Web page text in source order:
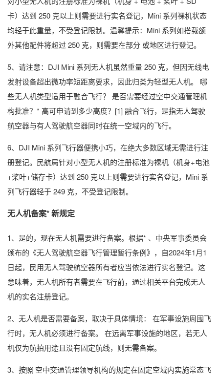
卡）达到 250 克以上则需要进行实名登记，Mini 系列裸机状态
均轻于此重量，不受登记限制。温馨提示：Mini 系列如搭载额
外其他配件将超过 250 克，则需要在部分 或地区进行登记。
5、请注意：DJI Mini 系列无人机虽然重量 250 克，但因无线电
发射设备超出微功率短距离要求，因此归类为轻型无人机。 哪
些无人机类型适用于融合飞行？ 是否需要经过空中交通管理机
构批准？* 高可申请到多少高度？[1] 融合飞行，是指无人驾驶
航空器与有人驾驶航空器同时在统一空域内的飞行。
6、DJI Mini 系列飞行器便携小巧，在绝大多数区域无需进行注
册登记。民航局针对小型无人机的注册标准为裸机（机身+电池
+桨叶+储存卡）达到 250 克以上则需要进行实名登记，Mini 系
列飞行器轻于 249 克，不受登记限制。
无人机备案* 新规定
1、是的，现在无人机需要进行备案。根据* 、中央军事委员会
颁布的《无人驾驶航空器飞行管理暂行条例》，自2024年1月1
日起，民用无人驾驶航空器所有者应当依法进行实名登记。这
意味着，无人机所有者需要在飞行前，通过相关平台完成无人
机的实名注册登记。
2、无人机是否需要备案，取决于具体情境： 在军事设施周围飞
行时，无人机必须进行备案。 在远离军事设施的地区，若无人
机仅为航拍用途且没有固定航线，则无需备案。
3、按照 空中交通管理领导机构的规定在固定空域内实施常态飞